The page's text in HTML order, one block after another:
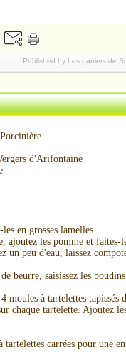
Published by Les paniers de
d'Arifontaine
en grosses lamelles.
ajoutez les pomme et
un peu d'eau, laissez
beurre, saisissez les
moules à tartelettes tapissés
chaque tartelette. Ajoutez
tartelettes carrées pour une